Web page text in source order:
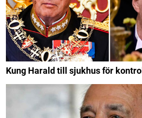
Kung Harald till sjukhus för kontroll